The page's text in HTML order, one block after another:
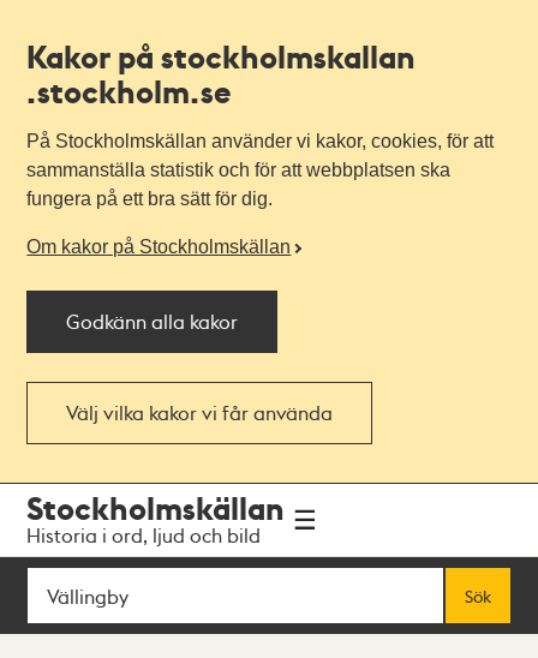
Kakor på stockholmskallan
.stockholm.se
På Stockholmskällan använder vi kakor, cookies, för att
sammanställa statistik och för att webbplatsen ska
fungera på ett bra sätt för dig.
Om kakor på Stockholmskällan
Godkänn alla kakor
Välj vilka kakor vi får använda
navigationen
huvudinnehållet
Stockholmskällan
Historia i ord, ljud och bild
Sök
Sök